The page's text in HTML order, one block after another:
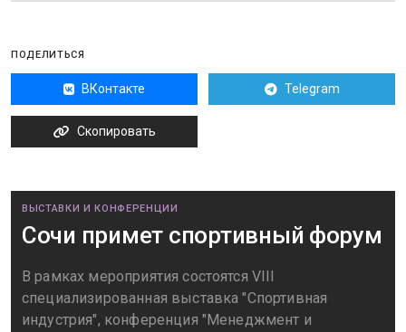
ПОДЕЛИТЬСЯ
ВКонтакте Telegram
Скопировать
ВЫСТАВКИ И КОНФЕРЕНЦИИ
Сочи примет спортивный форум
В рамках мероприятия состоятся VIII
специализированная выставка "Спортивная
индустрия", конференция "Менеджмент и